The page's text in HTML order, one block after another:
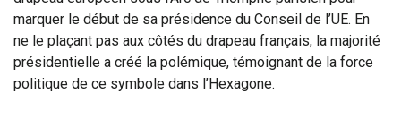
marquer le début de sa présidence du Conseil de l’UE. En
ne le plaçant pas aux côtés du drapeau français, la majorité
présidentielle a créé la polémique, témoignant de la force
politique de ce symbole dans l’Hexagone.